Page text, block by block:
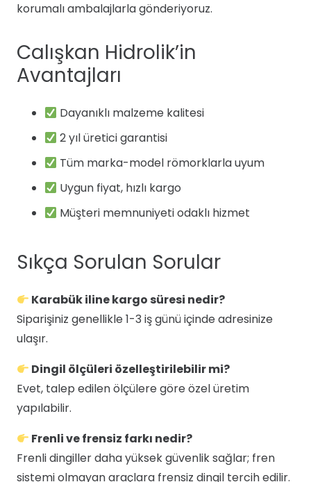
korumalı ambalajlarla gönderiyoruz.
Calışkan Hidrolik’in
Avantajları
Dayanıklı malzeme kalitesi
2 yıl üretici garantisi
Tüm marka-model römorklarla uyum
Uygun fiyat, hızlı kargo
Müşteri memnuniyeti odaklı hizmet
Sıkça Sorulan Sorular
Karabük iline kargo süresi nedir?
Siparişiniz genellikle 1-3 iş günü içinde adresinize
ulaşır.
Dingil ölçüleri özelleştirilebilir mi?
Evet, talep edilen ölçülere göre özel üretim
yapılabilir.
Frenli ve frensiz farkı nedir?
Frenli dingiller daha yüksek güvenlik sağlar; fren
sistemi olmayan araçlara frensiz dingil tercih edilir.